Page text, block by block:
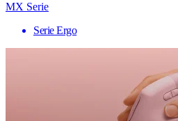
MX Serie
Serie Ergo